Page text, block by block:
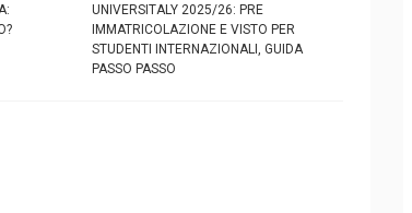
UNIVERSITALY 2025/26: PRE
IMMATRICOLAZIONE E VISTO PER
STUDENTI INTERNAZIONALI, GUIDA
PASSO PASSO